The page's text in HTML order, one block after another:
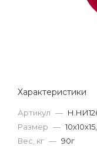
Характеристики
Артикул —
Размер —
Вес, кг — 90г